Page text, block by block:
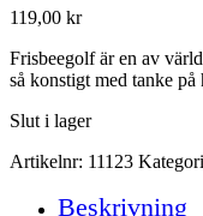
119,00 kr
Frisbeegolf är en av
så konstigt med tanke
Slut i lager
Artikelnr: 11123
Beskrivning